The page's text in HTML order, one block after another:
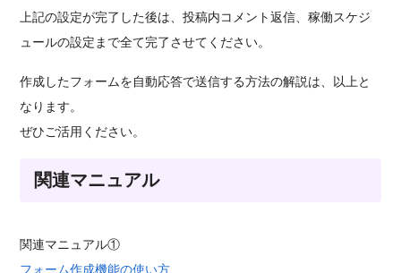
上記の設定が完了した後は、投稿内コメント返信、稼働スケジ
ュールの設定まで全て完了させてください。
作成したフォームを自動応答で送信する方法の解説は、以上と
なります。
ぜひご活用ください。
関連マニュアル
関連マニュアル①
フォーム作成機能の使い方